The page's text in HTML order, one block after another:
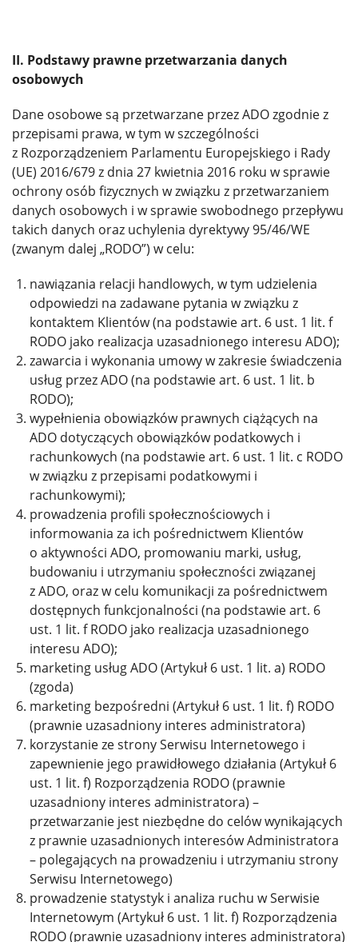
II. Podstawy prawne przetwarzania danych
osobowych
Dane osobowe są przetwarzane przez ADO zgodnie z
przepisami prawa, w tym w szczególności
z Rozporządzeniem Parlamentu Europejskiego i Rady
(UE) 2016/679 z dnia 27 kwietnia 2016 roku w sprawie
ochrony osób fizycznych w związku z przetwarzaniem
danych osobowych i w sprawie swobodnego przepływu
takich danych oraz uchylenia dyrektywy 95/46/WE
(zwanym dalej „RODO”) w celu:
nawiązania relacji handlowych, w tym udzielenia
odpowiedzi na zadawane pytania w związku z
kontaktem Klientów (na podstawie art. 6 ust. 1 lit. f
RODO jako realizacja uzasadnionego interesu ADO);
zawarcia i wykonania umowy w zakresie świadczenia
usług przez ADO (na podstawie art. 6 ust. 1 lit. b
RODO);
wypełnienia obowiązków prawnych ciążących na
ADO dotyczących obowiązków podatkowych i
rachunkowych (na podstawie art. 6 ust. 1 lit. c RODO
w związku z przepisami podatkowymi i
rachunkowymi);
prowadzenia profili społecznościowych i
informowania za ich pośrednictwem Klientów
o aktywności ADO, promowaniu marki, usług,
budowaniu i utrzymaniu społeczności związanej
z ADO, oraz w celu komunikacji za pośrednictwem
dostępnych funkcjonalności (na podstawie art. 6
ust. 1 lit. f RODO jako realizacja uzasadnionego
interesu ADO);
marketing usług ADO (Artykuł 6 ust. 1 lit. a) RODO
(zgoda)
marketing bezpośredni (Artykuł 6 ust. 1 lit. f) RODO
(prawnie uzasadniony interes administratora)
korzystanie ze strony Serwisu Internetowego i
zapewnienie jego prawidłowego działania (Artykuł 6
ust. 1 lit. f) Rozporządzenia RODO (prawnie
uzasadniony interes administratora) –
przetwarzanie jest niezbędne do celów wynikających
z prawnie uzasadnionych interesów Administratora
– polegających na prowadzeniu i utrzymaniu strony
Serwisu Internetowego)
prowadzenie statystyk i analiza ruchu w Serwisie
Internetowym (Artykuł 6 ust. 1 lit. f) Rozporządzenia
RODO (prawnie uzasadniony interes administratora)